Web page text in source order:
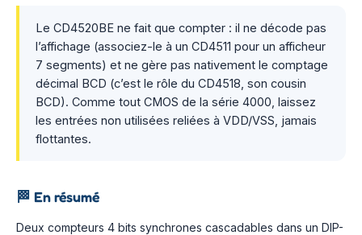
Le CD4520BE ne fait que compter : il ne décode pas
l’affichage (associez-le à un CD4511 pour un afficheur
7 segments) et ne gère pas nativement le comptage
décimal BCD (c’est le rôle du CD4518, son cousin
BCD). Comme tout CMOS de la série 4000, laissez
les entrées non utilisées reliées à VDD/VSS, jamais
flottantes.
🏁 En résumé
Deux compteurs 4 bits synchrones cascadables dans un DIP-